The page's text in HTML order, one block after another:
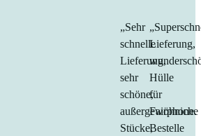
„Sehr
schnelle
Lieferung,
sehr
schöne,
außergewöhniche
Stücke,
Lieferung,
Hülle
für
Fairphone.
Bestelle